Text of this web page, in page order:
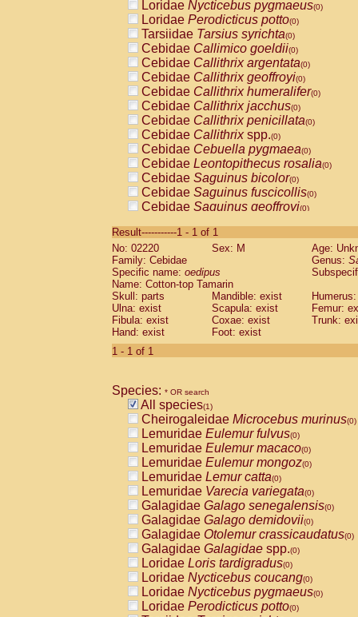
Loridae Nycticebus pygmaeus(0)
Loridae Perodicticus potto(0)
Tarsiidae Tarsius syrichta(0)
Cebidae Callimico goeldii(0)
Cebidae Callithrix argentata(0)
Cebidae Callithrix geoffroyi(0)
Cebidae Callithrix humeralifer(0)
Cebidae Callithrix jacchus(0)
Cebidae Callithrix penicillata(0)
Cebidae Callithrixspp.(0)
Cebidae Cebuella pygmaea(0)
Cebidae Leontopithecus rosalia(0)
Cebidae Saguinus bicolor(0)
Cebidae Saguinus fuscicollis(0)
Cebidae Saguinus geoffroyi(0)
CebidaeSaguinus labiatus(0)
Cebidae Saguinus leucopus (0)
Cebidae
CebidaeSaguinus mystax
Cebidae Saguinus nigricollis (0)
Cebidae Saguinus oedipus
Cebidae Saguinus weddelli
Cebidae Saguinusspp.
Cebidae
CebidaeCebus capucinus
CebidaeCebus nigrivittatus
CebidaeCebus spp.(0)
CebidaeSaimiri boliviensis(0)
CebidaeSaimiri sciureus(0)
AtelidaeAlouatta caraya(0)
AtelidaeAlouatta fusca(0)
AtelidaeAlouatta seniculus(0)
AtelidaeAlouattaspp.(0)
AtelidaeAteles belzebuth(0)
AtelidaeAteles geoffroyi(0)
AtelidaeAteles paniscus(0)
AtelidaeAtelesspp.(0)
AtelidaeLagothrix lagothricha(0)
AtelidaeLagothrix lagothricha cana
PitheciidaeCacajao calvus
Result-----------1 - 1 of 1
No: 02220
Sex: M
Age:
Family: Cebidae
Genus:
Specific name: oedipus
Name: Cotton-top Tamarin
Skull: parts
Mandible: exist
Ulna: exist
Scapula: exist
Femur:
Fibula: exist
Coxae: exist
Trunk:
Hand: exist
Foot: exist
1 - 1 of 1
Species: * OR search
All species(1)
Cheirogaleidae Microcebus murinus(0)
Lemuridae Eulemur fulvus(0)
Lemuridae Eulemur macaco(0)
Lemuridae Eulemur mongoz(0)
Lemuridae Lemur catta(0)
Lemuridae Varecia variegata(0)
Galagidae Galago senegalensis(0)
Galagidae Galago demidovii(0)
Galagidae Otolemur crassicaudatus(0)
Galagidae Galagidae spp.(0)
Loridae Loris tardigradus(0)
Loridae Nycticebus coucang(0)
Loridae Nycticebus pygmaeus(0)
Loridae Perodicticus potto(0)